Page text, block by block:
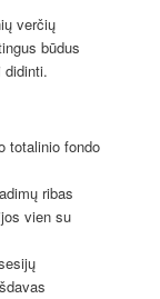
verčių
būdus
didinti.
totalinio fondo
ribas
vien su